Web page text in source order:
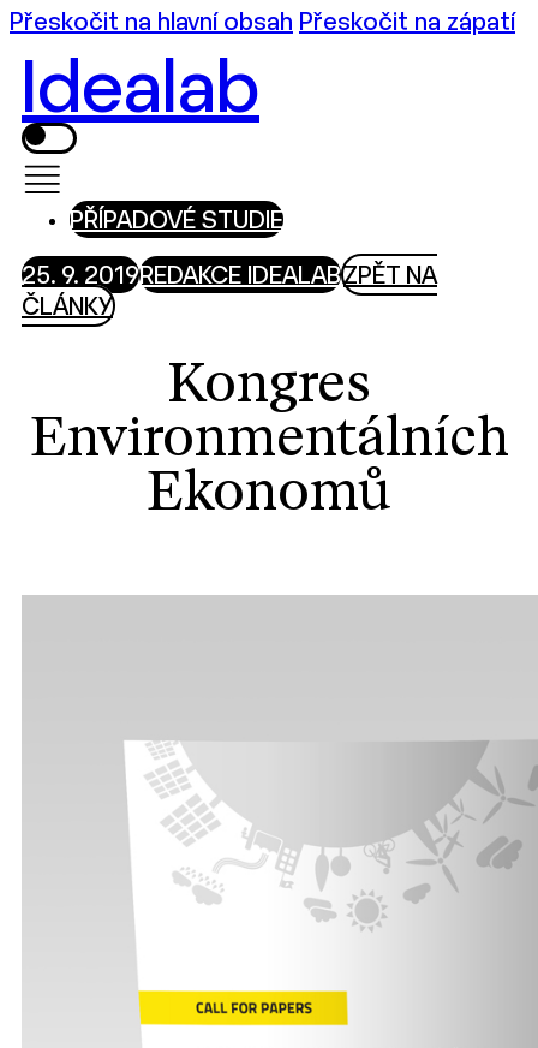
Přeskočit na hlavní obsah Přeskočit na zápatí
Idealab
PŘÍPADOVÉ STUDIE
25. 9. 2019REDAKCE IDEALABZPĚT NA
ČLÁNKY
Kongres
Environmentálních
Ekonomů